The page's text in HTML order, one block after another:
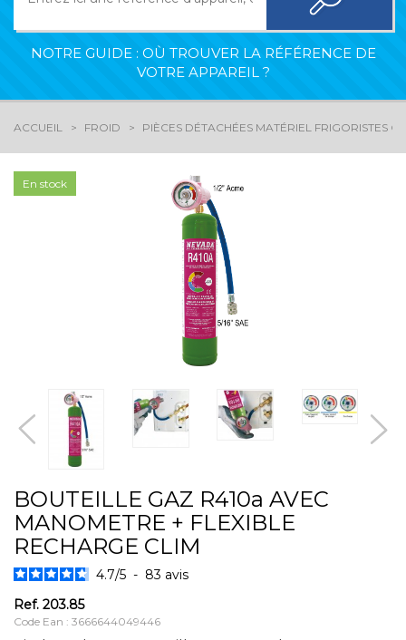
NOTRE GUIDE : OÙ TROUVER LA RÉFÉRENCE DE
VOTRE APPAREIL ?
ACCUEIL FROID PIÈCES DÉTACHÉES MATÉRIEL FRIGORISTES
En stock
BOUTEILLE GAZ R410a AVEC
MANOMETRE + FLEXIBLE
RECHARGE CLIM
4.7/5 - 83 avis
Ref. 203.85
Code Ean : 3666644049446